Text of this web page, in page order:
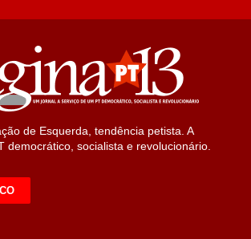
de Esquerda, tendência petista. A
democrático, socialista e revolucionário.